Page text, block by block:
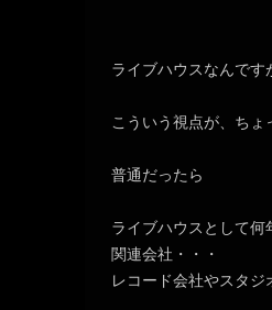
ライブハウスなんです
こういう視点が、ち
普通だったら
ライブハウスとして何
関連会社・・・
レコード会社やスタジ